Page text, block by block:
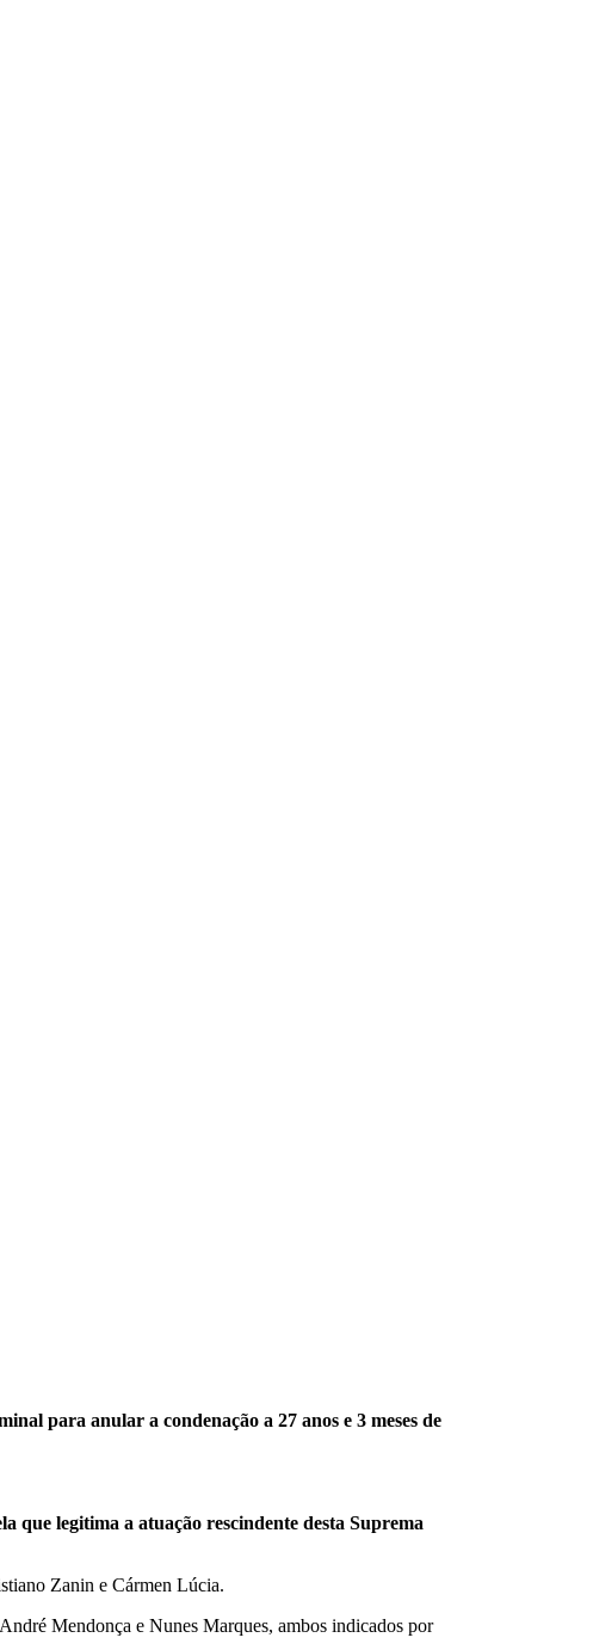
para anular a condenação a 27 anos e 3 meses de
que legitima a atuação rescindente desta Suprema
Zanin e Cármen Lúcia.
Mendonça e Nunes Marques, ambos indicados por